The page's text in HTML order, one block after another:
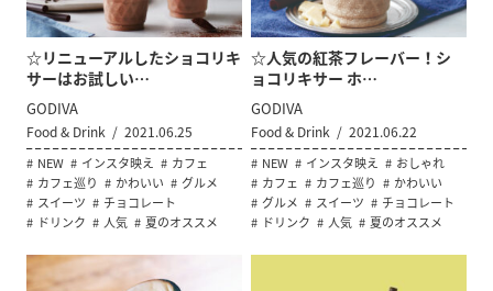
☆リニューアルしたショコリキ
サーはお試しい…
GODIVA
Food & Drink 2021.06.25
NEW インスタ映え
カフェ
カフェ巡り
かわいい
グルメ
スイーツ
チョコレート
ドリンク
人気 夏のオススメ
☆人気の紅茶フレーバー！シ
ョコリキサー ホ…
GODIVA
Food & Drink 2021.06.22
NEW インスタ映え
おしゃれ
カフェ
カフェ巡り
かわいい
グルメ
スイーツ
チョコレート
ドリンク
人気 夏のオススメ